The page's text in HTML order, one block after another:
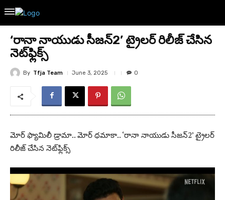
‘రానా నాయుడు సీజ‌న్‌2’ ట్రైల‌ర్ రిలీజ్ చేసిన
నెట్‌ఫ్లిక్స్‌
By Tfja Team June 3, 2025 0
మోర్ ఫ్యామిలీ డ్రామా.. మోర్ ధ‌మాకా.. ‘రానా నాయుడు సీజ‌న్‌2’ ట్రైల‌ర్
రిలీజ్ చేసిన నెట్‌ఫ్లిక్స్‌